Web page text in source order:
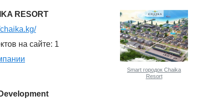
RESORT
на сайте: 1
Smart городок Chaika
Resort